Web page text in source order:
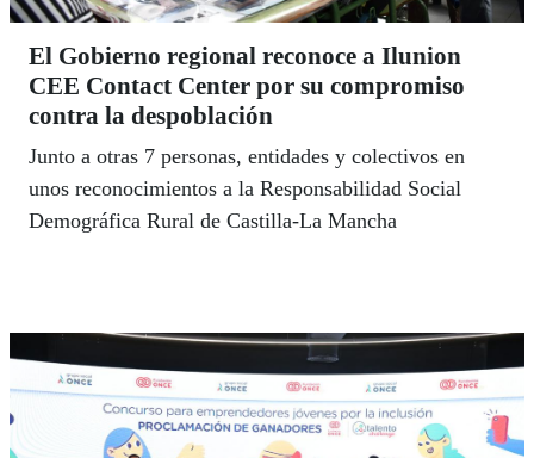
El Gobierno regional reconoce a Ilunion
CEE Contact Center por su compromiso
contra la despoblación
Junto a otras 7 personas, entidades y colectivos en
unos reconocimientos a la Responsabilidad Social
Demográfica Rural de Castilla-La Mancha